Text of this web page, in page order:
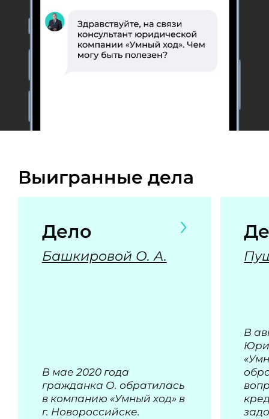
Выигранные дела
Дело
Башкировой О. А.
В мае 2020 года
гражданка О. обратилась
в компанию «Умный ход» в
г. Новороссийске.
В